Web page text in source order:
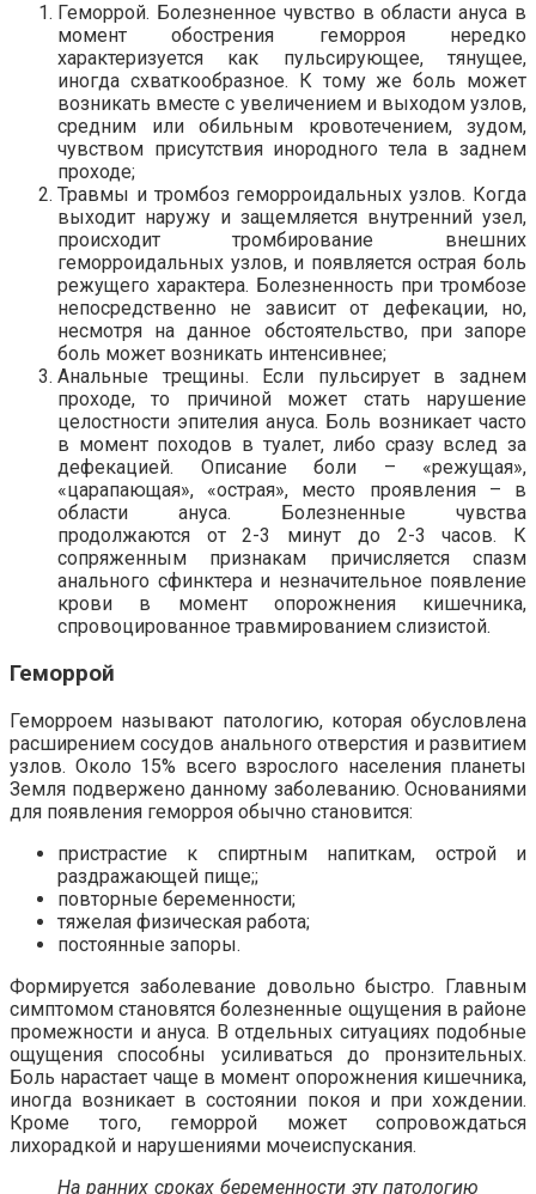
Геморрой. Болезненное чувство в области ануса в
момент обострения геморроя нередко
характеризуется как пульсирующее, тянущее,
иногда схваткообразное. К тому же боль может
возникать вместе с увеличением и выходом узлов,
средним или обильным кровотечением, зудом,
чувством присутствия инородного тела в заднем
проходе;
Травмы и тромбоз геморроидальных узлов. Когда
выходит наружу и защемляется внутренний узел,
происходит тромбирование внешних
геморроидальных узлов, и появляется острая боль
режущего характера. Болезненность при тромбозе
непосредственно не зависит от дефекации, но,
несмотря на данное обстоятельство, при запоре
боль может возникать интенсивнее;
Анальные трещины. Если пульсирует в заднем
проходе, то причиной может стать нарушение
целостности эпителия ануса. Боль возникает часто
в момент походов в туалет, либо сразу вслед за
дефекацией. Описание боли – «режущая»,
«царапающая», «острая», место проявления – в
области ануса. Болезненные чувства
продолжаются от 2-3 минут до 2-3 часов. К
сопряженным признакам причисляется спазм
анального сфинктера и незначительное появление
крови в момент опорожнения кишечника,
спровоцированное травмированием слизистой.
Геморрой
Геморроем называют патологию, которая обусловлена
расширением сосудов анального отверстия и развитием
узлов. Около 15% всего взрослого населения планеты
Земля подвержено данному заболеванию. Основаниями
для появления геморроя обычно становится:
пристрастие к спиртным напиткам, острой и
раздражающей пище;;
повторные беременности;
тяжелая физическая работа;
постоянные запоры.
Формируется заболевание довольно быстро. Главным
симптомом становятся болезненные ощущения в районе
промежности и ануса. В отдельных ситуациях подобные
ощущения способны усиливаться до пронзительных.
Боль нарастает чаще в момент опорожнения кишечника,
иногда возникает в состоянии покоя и при хождении.
Кроме того, геморрой может сопровождаться
лихорадкой и нарушениями мочеиспускания.
На ранних сроках беременности эту патологию